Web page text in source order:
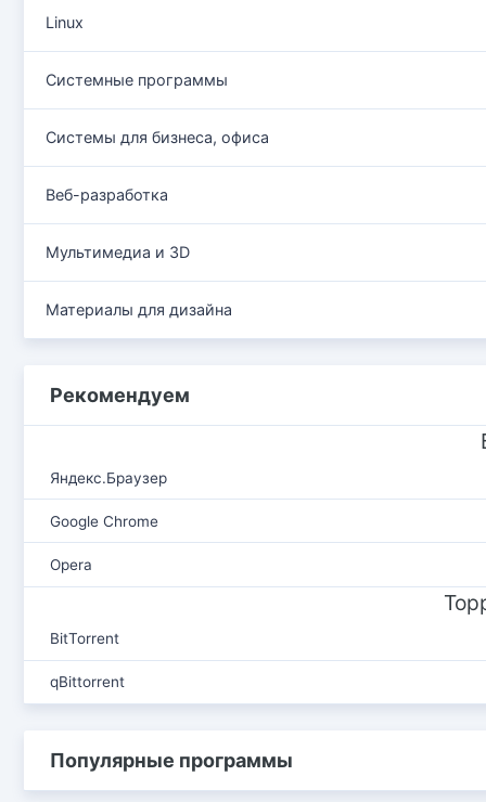
Linux
Системные программы
Системы для бизнеса, офиса
Веб-разработка
Мультимедиа и 3D
Материалы для дизайна
Рекомендуем
Яндекс.Браузер
Google Chrome
Opera
BitTorrent
qBittorrent
Популярные программы